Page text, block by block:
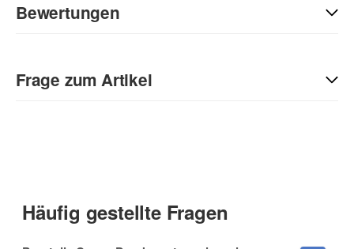
Bewertungen
Sie Anderen bei der Kaufentscheidung:
Frage zum Artikel
Häufig gestellte Fragen